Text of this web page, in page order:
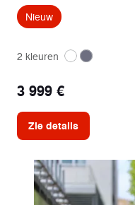
Nieuw
2 kleuren
3 999 €
Zie details